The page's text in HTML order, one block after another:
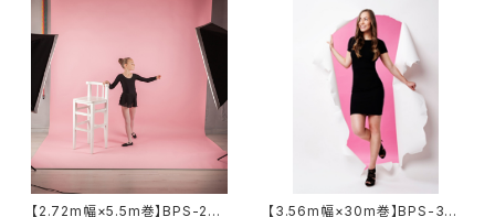
【2.72m幅×5.5m巻】BPS-270
【3.56m幅×30m巻】BPS-353